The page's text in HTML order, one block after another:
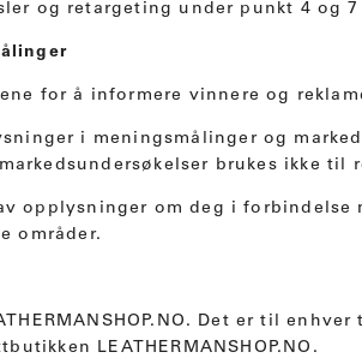
og retargeting under punkt 4 og
for å informere vinnere og
i meningsmålinger og
brukes ikke til
opplysninger om deg i forbindelse
områder.
Det er til
LEATHERMANSHOP.NO.